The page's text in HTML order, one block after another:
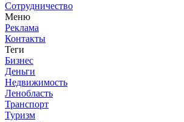
Сотрудничество
Меню
Реклама
Контакты
Теги
Бизнес
Деньги
Недвижимость
Ленобласть
Транспорт
Туризм